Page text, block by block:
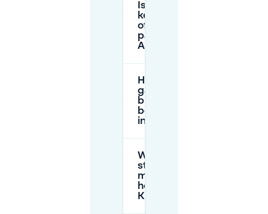
Is er
kortparkeren
of gratis
parkeren bij
AMUZ?
Hebben
garages
bij AMUZ
beperkte
inrijtijden?
Welke
straatparkeerregels
moet ik in de gaten
houden rond
Kammenstraat?